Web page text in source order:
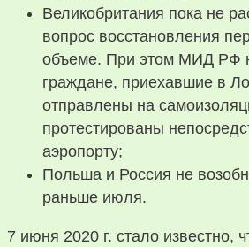
Великобритания пока не
вопрос восстановления
объеме. При этом МИД РФ
граждане, приехавшие в
отправлены на
протестированы
аэропорту;
Польша и Россия не
раньше июля.
7 июня 2020 г. стало известно,